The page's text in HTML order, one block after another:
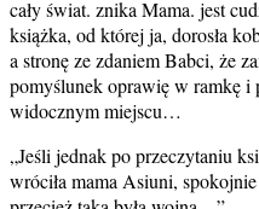
cały świat. znika Mama. jest
książka, od której ja, dorosła
a stronę ze zdaniem Babci, że
pomyślunek oprawię w ramkę i
widocznym miejscu…
„Jeśli jednak po przeczytaniu
wróciła mama Asiuni,